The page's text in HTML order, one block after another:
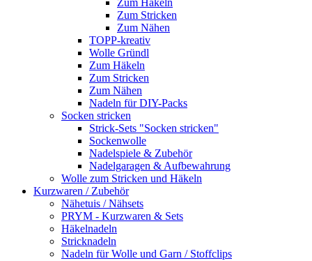
Zum Stricken
Zum Nähen
TOPP-kreativ
Wolle Gründl
Zum Häkeln
Zum Stricken
Zum Nähen
Nadeln für DIY-Packs
Socken stricken
Strick-Sets "Socken stricken"
Sockenwolle
Nadelspiele & Zubehör
Nadelgaragen & Aufbewahrung
Wolle zum Stricken und Häkeln
Kurzwaren / Zubehör
Nähetuis / Nähsets
PRYM - Kurzwaren & Sets
Häkelnadeln
Stricknadeln
Nadeln für Wolle und Garn / Stoffclips